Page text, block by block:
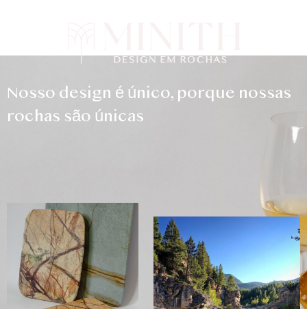
Nosso design é único, porque nossas
rochas são únicas